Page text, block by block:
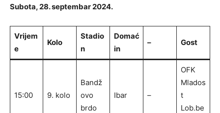
Subota, 28. septembar 2024.
Vrijem
e
Kolo
Stadio
n
Domać
in
– Gost
15:00 9. kolo
Bandž
ovo
brdo
Ibar –
OFK
Mlados
t
Lob.be